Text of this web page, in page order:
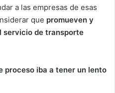
a las empresas de esas
que promueven y
servicio de transporte
proceso iba a tener un lento